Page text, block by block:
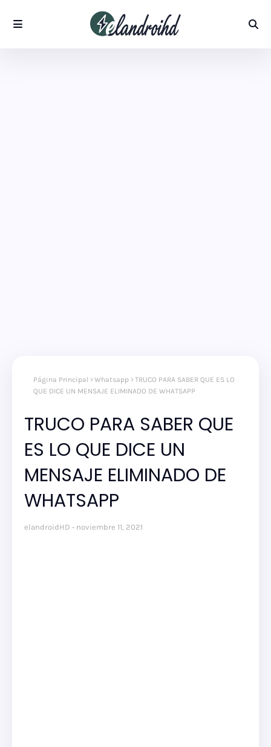
Página Principal Whatsapp
TRUCO PARA SABER QUE ES LO
QUE DICE UN MENSAJE ELIMINADO DE WHATSAPP
TRUCO PARA SABER QUE
ES LO QUE DICE UN
MENSAJE ELIMINADO DE
WHATSAPP
elandroidHD noviembre 11, 2021